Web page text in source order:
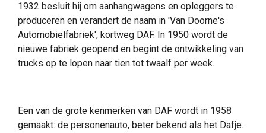
1932 besluit hij om aanhangwagens en opleggers te
produceren en verandert de naam in 'Van Doorne's
Automobielfabriek', kortweg DAF. In 1950 wordt de
nieuwe fabriek geopend en begint de ontwikkeling van
trucks op te lopen naar tien tot twaalf per week.
Een van de grote kenmerken van DAF wordt in 1958
gemaakt: de personenauto, beter bekend als het Dafje.